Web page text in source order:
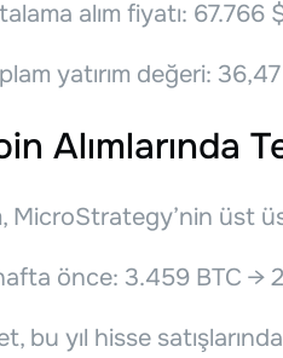
alım fiyatı: 67.766
yatırım değeri:
Alımlarında
MicroStrategy’nin üst
önce: 3.459 BTC →
bu yıl hisse